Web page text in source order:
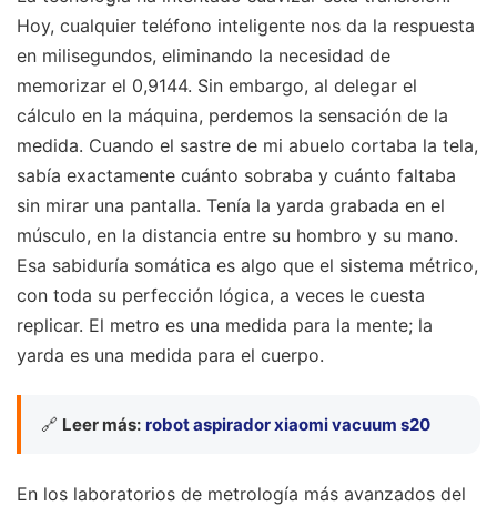
Hoy, cualquier teléfono inteligente nos da la respuesta
en milisegundos, eliminando la necesidad de
memorizar el 0,9144. Sin embargo, al delegar el
cálculo en la máquina, perdemos la sensación de la
medida. Cuando el sastre de mi abuelo cortaba la tela,
sabía exactamente cuánto sobraba y cuánto faltaba
sin mirar una pantalla. Tenía la yarda grabada en el
músculo, en la distancia entre su hombro y su mano.
Esa sabiduría somática es algo que el sistema métrico,
con toda su perfección lógica, a veces le cuesta
replicar. El metro es una medida para la mente; la
yarda es una medida para el cuerpo.
🔗 Leer más: robot aspirador xiaomi vacuum s20
En los laboratorios de metrología más avanzados del